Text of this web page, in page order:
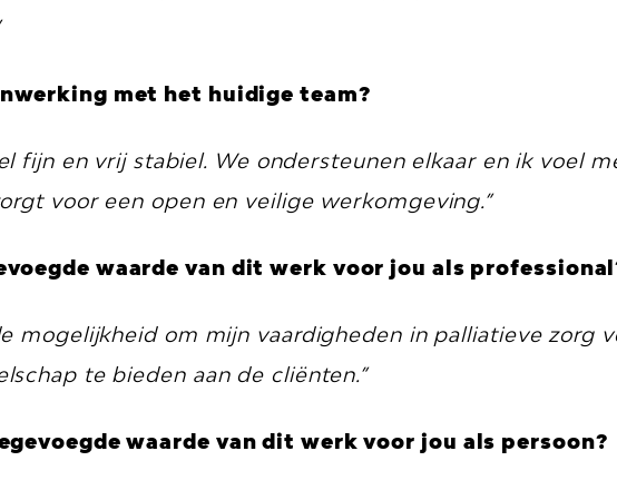
met het huidige team?
fijn en vrij stabiel. We ondersteunen elkaar en ik voel
voor een open en veilige werkomgeving.”
waarde van dit werk voor jou als
mogelijkheid om mijn vaardigheden in palliatieve zorg
te bieden aan de cliënten.”
waarde van dit werk voor jou als persoon?